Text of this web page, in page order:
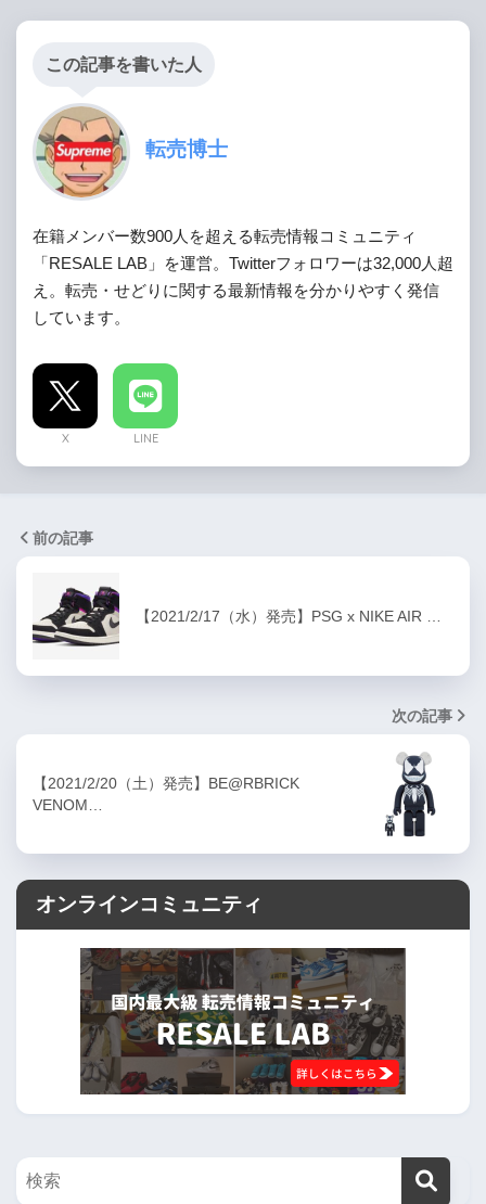
この記事を書いた人
転売博士
在籍メンバー数900人を超える転売情報コミュニティ
「RESALE LAB」を運営。Twitterフォロワーは32,000人超
え。転売・せどりに関する最新情報を分かりやすく発信
しています。
X LINE
前の記事
【2021/2/17（水）発売】PSG x NIKE AIR …
次の記事
【2021/2/20（土）発売】BE@RBRICK
VENOM…
オンラインコミュニティ